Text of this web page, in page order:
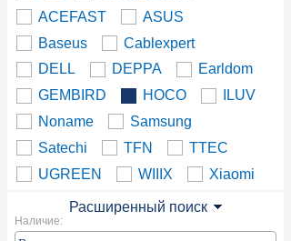
ACEFAST
ASUS
Baseus
Cablexpert
DELL
DEPPA
Earldom
GEMBIRD
HOCO
ILUV
Noname
Samsung
Satechi
TFN
TTEC
UGREEN
WIIIX Xiaomi
Расширенный поиск
Наличие: